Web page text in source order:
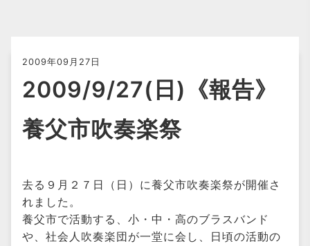
2009年09月27日
2009/9/27(日)《報告》
養父市吹奏楽祭
去る９月２７日（日）に養父市吹奏楽祭が開催さ
れました。
養父市で活動する、小・中・高のブラスバンド
や、社会人吹奏楽団が一堂に会し、日頃の活動の